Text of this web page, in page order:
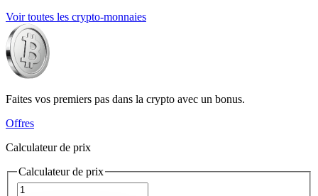
Voir toutes les crypto-monnaies
Faites vos premiers pas dans la crypto avec un bonus.
Offres
Calculateur de prix
Calculateur de prix